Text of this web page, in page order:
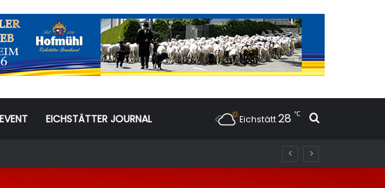
EVENT EICHSTÄTTER JOURNAL Eichstätt28 ℃ Suchen
ganze Familie